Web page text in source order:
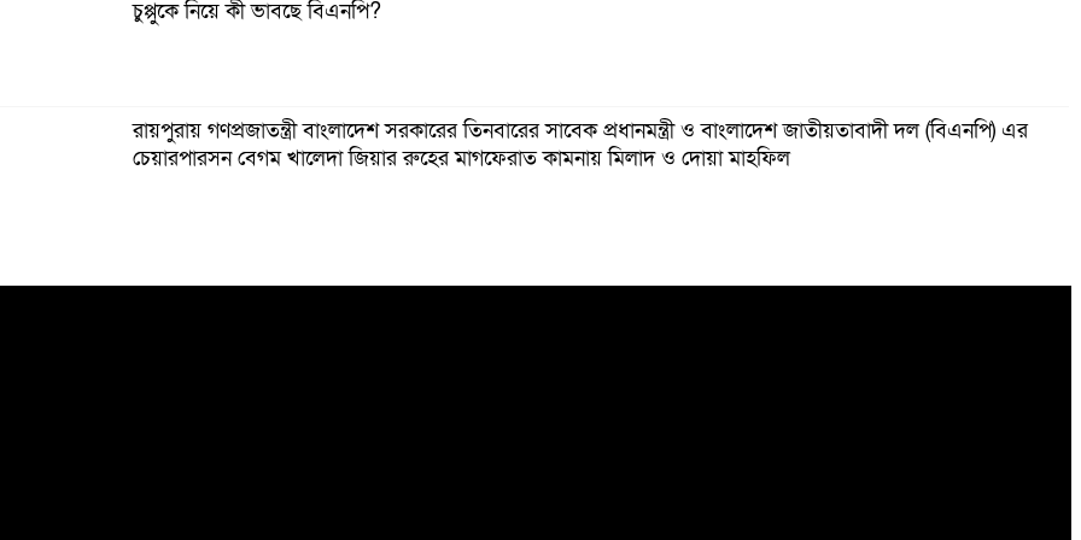
চুপ্পুকে নিয়ে কী ভাবছে বিএনপি?
রায়পুরায় গণপ্রজাতন্ত্রী বাংলাদেশ সরকারের তিনবারের সাবেক প্রধানমন্ত্রী ও বাংলাদেশ জাতীয়তাবাদী দল (বিএনপি) এর
চেয়ারপারসন বেগম খালেদা জিয়ার রুহের মাগফেরাত কামনায় মিলাদ ও দোয়া মাহফিল